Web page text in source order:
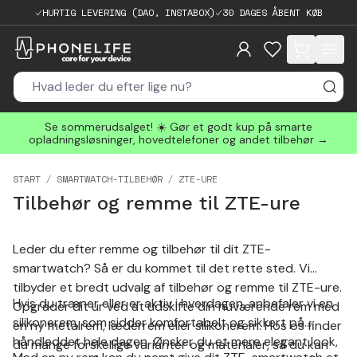
HURTIG LEVERING (DAO, INSTABOX) 30 DAGES ÅBENT KØB
items in cart,
Se sommerudsalget! ☀️ Gør et godt kup på smarte
opladningsløsninger, hovedtelefoner og andet tilbehør →
START SMARTWATCH-TILBEHØR ZTE-URE
Tilbehør og remme til ZTE-ure
Leder du efter remme og tilbehør til dit ZTE-
smartwatch? Så er du kommet til det rette sted. Vi
tilbyder et bredt udvalg af tilbehør og remme til ZTE-ure.
Opgrader dit ur ved at udskifte din nuværende rem med
en ny metalrem, læderrem eller silikonerem. Hos os finder
du mange forskellige varianter og materialer, så du kan
Hvis du træner eller er aktiv i hverdagen, anbefaler vi en
silikonerem, som sidder komfortabelt og sikkert på
håndleddet hele dagen. Ønsker du et mere elegant look,